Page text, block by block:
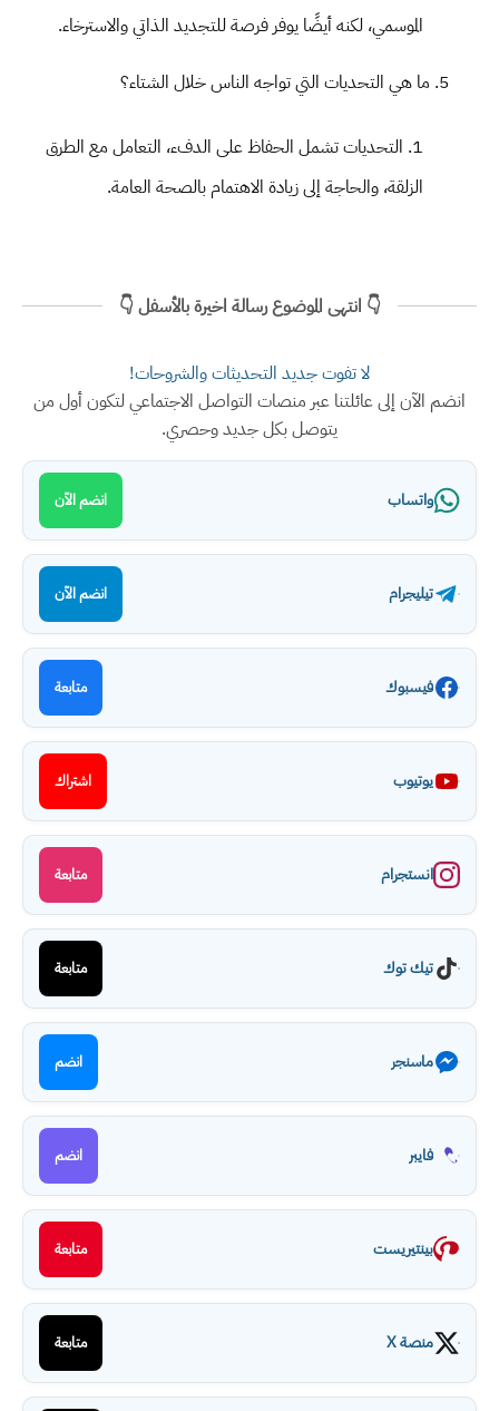
الموسمي، لكنه أيضًا يوفر فرصة للتجديد الذاتي والاسترخاء.
ما هي التحديات التي تواجه الناس خلال الشتاء؟
التحديات تشمل الحفاظ على الدفء، التعامل مع الطرق
الزلقة، والحاجة إلى زيادة الاهتمام بالصحة العامة.
👇 انتهى الموضوع رسالة اخيرة بالأسفل 👇
لا تفوت جديد التحديثات والشروحات!
انضم الآن إلى عائلتنا عبر منصات التواصل الاجتماعي لتكون أول من
يتوصل بكل جديد وحصري.
واتساب انضم الآن
تيليجرام انضم الآن
فيسبوك متابعة
يوتيوب اشتراك
انستجرام متابعة
تيك توك متابعة
ماسنجر انضم
فايبر انضم
بينتيريست متابعة
منصة X متابعة